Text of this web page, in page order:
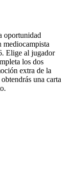
oportunidad
mediocampista
Elige al jugador
los dos
extra de la
una carta